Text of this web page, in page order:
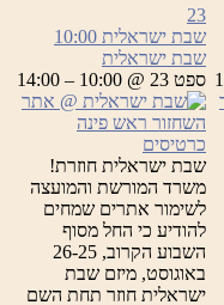
23
שבת ישראלית 10:00
שבת ישראלית
ספט 23 @ 10:00 – 14:00
כרטיסים
שבת ישראלית חוזרת!
משרד המורשת והמועצה
לשימור אתרים שמחים
להודיע כי החל מסוף
השבוע הקרוב, 26-25
באוגוסט, מיזם שבת
ישראלית חוזר תחת השם